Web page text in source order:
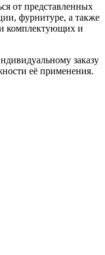
от представленных
фурнитуре, а также
комплектующих и
заказу
её применения.